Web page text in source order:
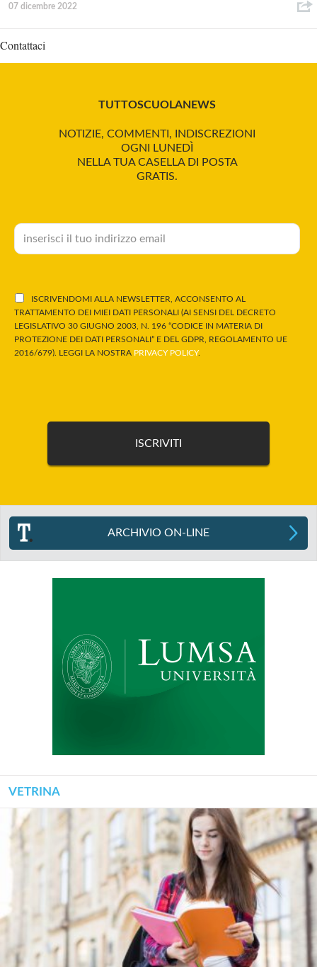
07 dicembre 2022
Contattaci
TUTTOSCUOLANEWS
NOTIZIE, COMMENTI, INDISCREZIONI
OGNI LUNEDÌ
NELLA TUA CASELLA DI POSTA
GRATIS.
ISCRIVENDOMI ALLA NEWSLETTER, ACCONSENTO AL
TRATTAMENTO DEI MIEI DATI PERSONALI (AI SENSI DEL DECRETO
LEGISLATIVO 30 GIUGNO 2003, N. 196 “CODICE IN MATERIA DI
PROTEZIONE DEI DATI PERSONALI” E DEL GDPR, REGOLAMENTO UE
2016/679). LEGGI LA NOSTRA PRIVACY POLICY.
ARCHIVIO ON-LINE
VETRINA